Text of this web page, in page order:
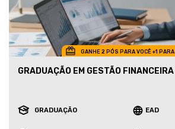
GANHE 2 PÓS PARA VOCÊ +1
GRADUAÇÃO EM GESTÃO FINANCEIRA
GRADUAÇÃO EAD